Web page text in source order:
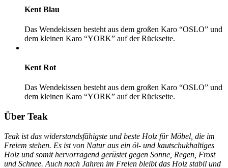
Kent Blau
Das Wendekissen besteht aus dem großen Karo “OSLO” und
dem kleinen Karo “YORK” auf der Rückseite.
Kent Rot
Das Wendekissen besteht aus dem großen Karo “OSLO” und
dem kleinen Karo “YORK” auf der Rückseite.
Über Teak
Teak ist das widerstandsfähigste und beste Holz für Möbel, die im
Freiem stehen. Es ist von Natur aus ein öl- und kautschukhaltiges
Holz und somit hervorragend gerüstet gegen Sonne, Regen, Frost
und Schnee. Auch nach Jahren im Freien bleibt das Holz stabil und